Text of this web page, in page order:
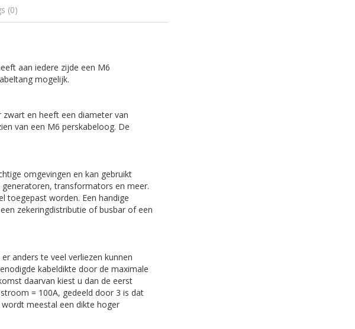
(0)
aan iedere zijde een M6
mogelijk.
zwart en heeft een diameter van
van een M6 perskabeloog. De
omgevingen en kan gebruikt
transformators en meer.
toegepast worden. Een handige
zekeringdistributie of busbar of een
anders te veel verliezen kunnen
kabeldikte door de maximale
daarvan kiest u dan de eerst
= 100A, gedeeld door 3 is dat
meestal een dikte hoger